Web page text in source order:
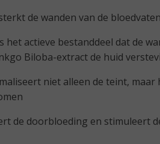
de wanden van de
het actieve bestanddeel dat de
Biloba-extract de huid
niet alleen de teint,
de doorbloeding en stimuleert